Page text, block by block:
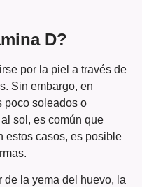
D?
por la piel a través de
Sin embargo, en
poco soleados o
sol, es común que
estos casos, es posible
de la yema del huevo, la